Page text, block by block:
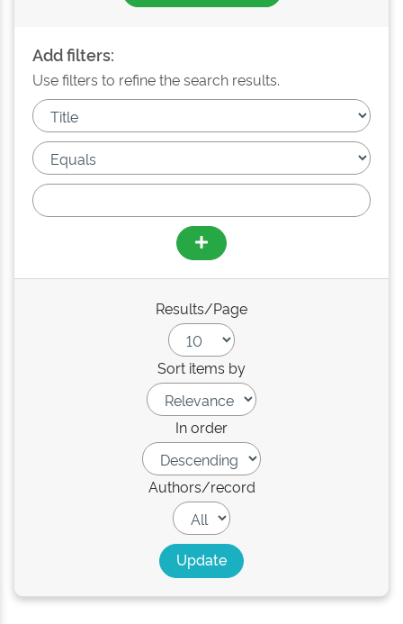
Add filters:
Use filters to refine the search results.
Results/Page
Sort items by
In order
Authors/record